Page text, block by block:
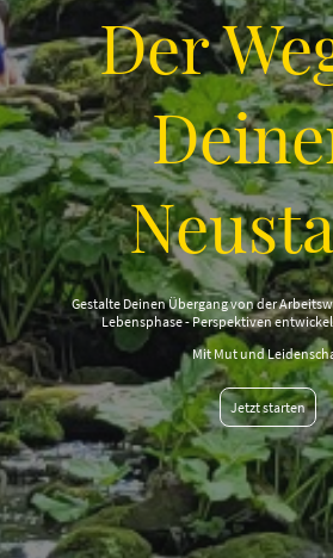
Der
Gestalte Deinen Übergang von der
Lebensphase - Perspektiven
Mit Mut und
Jetzt starten